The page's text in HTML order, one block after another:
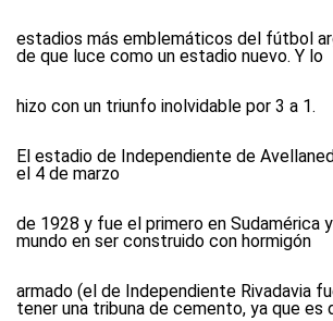
estadios más emblemáticos del fútbol
de que luce como un estadio nuevo. Y lo
hizo con un triunfo inolvidable por 3 a 1.
El estadio de Independiente de
el 4 de marzo
de 1928 y fue el primero en Sudamérica
mundo en ser construido con hormigón
armado (el de Independiente Rivadavia
tener una tribuna de cemento, ya que es